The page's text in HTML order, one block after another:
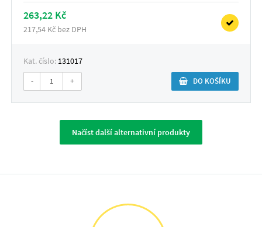
263,22 Kč
217,54 Kč bez DPH
Kat. číslo: 131017
- + DO KOŠÍKU
Načíst další alternativní produkty